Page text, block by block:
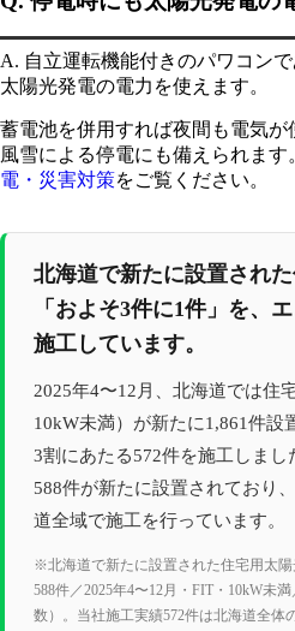
A. 自立運転機能付きのパワコン
太陽光発電の電力を使えます。
蓄電池を併用すれば夜間も電気
風雪による停電にも備えられます
電・災害対策をご覧ください。
北海道で新たに設置され
「およそ3件に1件」を、
施工しています。
2025年4〜12月、北海道では住
10kW未満）が新たに1,861件設
3割にあたる572件を施工しま
588件が新たに設置されており
道全域で施工を行っています。
※北海道で新たに設置された住宅用太陽
588件／2025年4〜12月・FIT・10kW未
数）。当社施工実績572件は北海道全体